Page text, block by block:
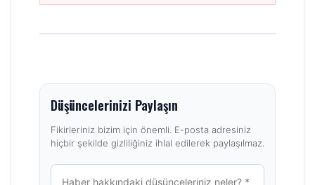
Düşüncelerinizi Paylaşın
Fikirleriniz bizim için önemli. E-posta adresiniz
hiçbir şekilde gizliliğiniz ihlal edilerek paylaşılmaz.